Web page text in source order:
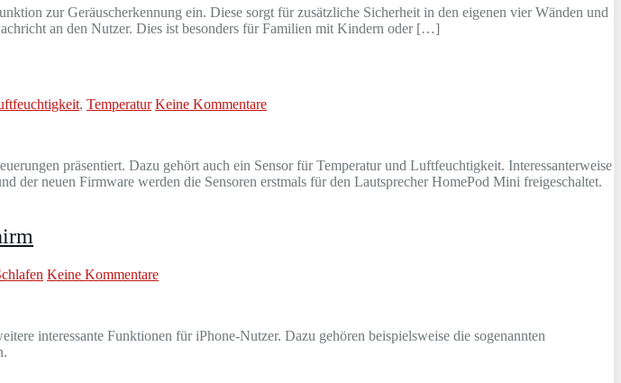
zur Geräuscherkennung ein. Diese sorgt für zusätzliche Sicherheit in den eigenen vier Wänden und
an den Nutzer. Dies ist besonders für Familien mit Kindern oder […]
, Temperatur Keine Kommentare
präsentiert. Dazu gehört auch ein Sensor für Temperatur und Luftfeuchtigkeit. Interessanterweise
der neuen Firmware werden die Sensoren erstmals für den Lautsprecher HomePod Mini freigeschaltet.
Keine Kommentare
interessante Funktionen für iPhone-Nutzer. Dazu gehören beispielsweise die sogenannten